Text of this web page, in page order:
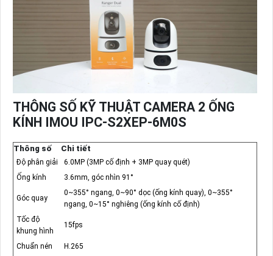
THÔNG SỐ KỸ THUẬT CAMERA 2 ỐNG
KÍNH IMOU IPC-S2XEP-6M0S
Thông số Chi tiết
Độ phân giải
6.0MP (3MP cố định + 3MP quay quét)
Ống kính
3.6mm, góc nhìn 91°
Góc quay
0~355° ngang, 0~90° dọc (ống kính quay), 0~355°
ngang, 0~15° nghiêng (ống kính cố định)
Tốc độ
khung hình
15fps
Chuẩn nén
H.265